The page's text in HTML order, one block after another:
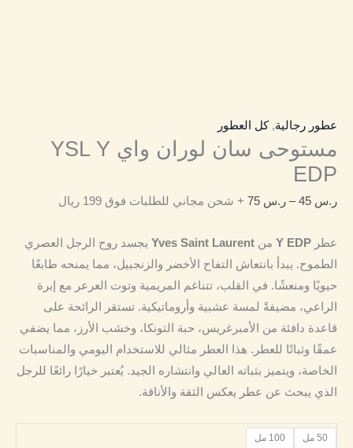
عطور رجالية,كل العطور
مستوحى سان لوران واي YSL Y
EDP
ر.س – ر.س + شحن مجاني للطلبات فوق 199 ريال
عطر Y EDP من Yves Saint Laurent يجسد روح الرجل العصري
الطموح. يبدأ بانتعاش التفاح الأخضر والزنجبيل، مما يمنحه طابعًا
حيويًا ومنعشًا. في القلب، تتناغم المريمية وتوت العرعر مع إبرة
الراعي، مضيفةً لمسة عشبية وأروماتيكية. تستقر الرائحة على
قاعدة دافئة من الأمبرغريس، حبة التونكا، وخشب الأرز، مما يضفي
عمقًا وثباتًا للعطر. هذا العطر مثالي للاستخدام اليومي والمناسبات
الخاصة، ويتميز بثباته العالي وانتشاره الجيد. يُعتبر خيارًا رائعًا للرجل
الذي يبحث عن عطر يعكس الثقة والأناقة.
50 مل 100 مل